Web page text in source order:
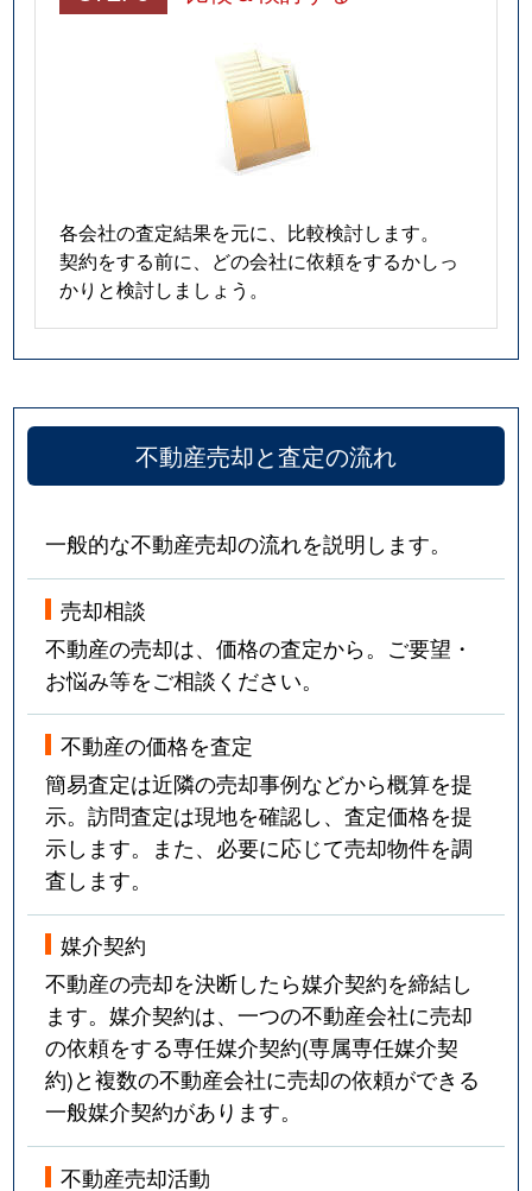
各会社の査定結果を元に、比較検討します。
契約をする前に、どの会社に依頼をするかしっ
かりと検討しましょう。
不動産売却と査定の流れ
一般的な不動産売却の流れを説明します。
売却相談
不動産の売却は、価格の査定から。ご要望・
お悩み等をご相談ください。
不動産の価格を査定
簡易査定は近隣の売却事例などから概算を提
示。訪問査定は現地を確認し、査定価格を提
示します。また、必要に応じて売却物件を調
査します。
媒介契約
不動産の売却を決断したら媒介契約を締結し
ます。媒介契約は、一つの不動産会社に売却
の依頼をする専任媒介契約(専属専任媒介契
約)と複数の不動産会社に売却の依頼ができる
一般媒介契約があります。
不動産売却活動